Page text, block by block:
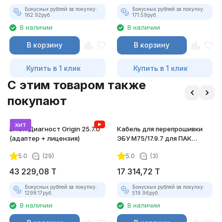
Бонусных рублей за покупку:
162.92руб.
В наличии
В корзину
Купить в 1 клик
Бонусных рублей за покупку:
171.59руб.
В наличии
В корзину
Купить в 1 клик
C этим товаром также
покупают
хит
ВАСЯ Диагност Origin 25.7.0
(адаптер + лицензия)
5.0 (29)
43 229,08 T
Бонусных рублей за покупку:
1298.17руб.
В наличии
Кабель для перепрошивки
ЭБУ М75/17.9.7 для ПАК
5.0 (3)
17 314,72 T
Бонусных рублей за покупку:
519.96руб.
В наличии